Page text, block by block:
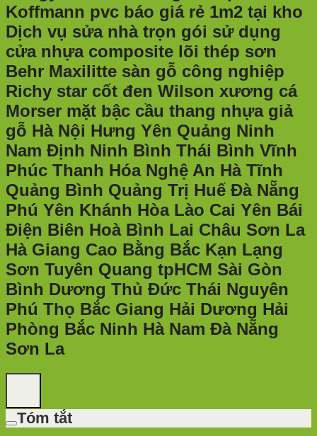
Koffmann pvc báo giá rẻ 1m2 tại kho
Dịch vụ sửa nhà trọn gói sử dụng
cửa nhựa composite lõi thép sơn
Behr Maxilitte sàn gỗ công nghiệp
Richy star cốt đen Wilson xương cá
Morser mặt bậc cầu thang nhựa giả
gỗ Hà Nội Hưng Yên Quảng Ninh
Nam Định Ninh Bình Thái Bình Vĩnh
Phúc Thanh Hóa Nghệ An Hà Tĩnh
Quảng Bình Quảng Trị Huế Đà Nẵng
Phú Yên Khánh Hòa Lào Cai Yên Bái
Điện Biên Hoà Bình Lai Châu Sơn La
Hà Giang Cao Bằng Bắc Kạn Lạng
Sơn Tuyên Quang tpHCM Sài Gòn
Bình Dương Thủ Đức Thái Nguyên
Phú Thọ Bắc Giang Hải Dương Hải
Phòng Bắc Ninh Hà Nam Đà Nẵng
Sơn La
Tóm tắt